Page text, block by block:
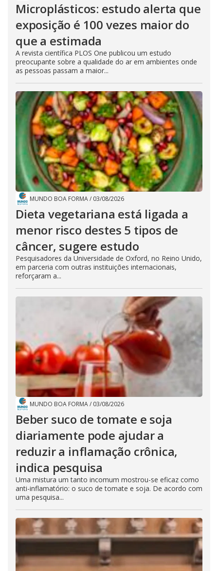
Microplásticos: estudo alerta que
exposição é 100 vezes maior do
que a estimada
A revista científica PLOS One publicou um estudo
preocupante sobre a qualidade do ar em ambientes onde
as pessoas passam a maior...
MUNDO BOA FORMA/ 03/08/2026
Dieta vegetariana está ligada a
menor risco destes 5 tipos de
câncer, sugere estudo
Pesquisadores da Universidade de Oxford, no Reino Unido,
em parceria com outras instituições internacionais,
reforçaram a...
MUNDO BOA FORMA/ 03/08/2026
Beber suco de tomate e soja
diariamente pode ajudar a
reduzir a inflamação crônica,
indica pesquisa
Uma mistura um tanto incomum mostrou-se eficaz como
anti-inflamatório: o suco de tomate e soja. De acordo com
uma pesquisa...